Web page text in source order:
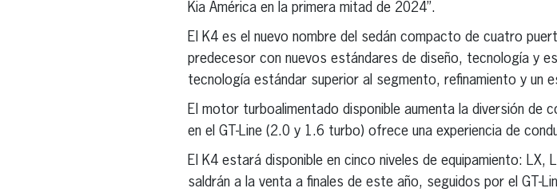
Kia América en la primera mitad de 2024”.
El K4 es el nuevo nombre del sedán compacto de cuatro
predecesor con nuevos estándares de diseño, tecnología y
tecnología estándar superior al segmento, refinamiento y un
El motor turboalimentado disponible aumenta la diversión de
en el GT-Line (2.0 y 1.6 turbo) ofrece una experiencia de
El K4 estará disponible en cinco niveles de equipamiento: LX,
saldrán a la venta a finales de este año, seguidos por el GT-